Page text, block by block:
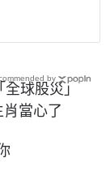
球股災」
當心了
by